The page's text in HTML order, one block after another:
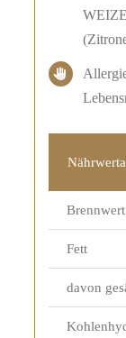
Brennwert
Fett
davon